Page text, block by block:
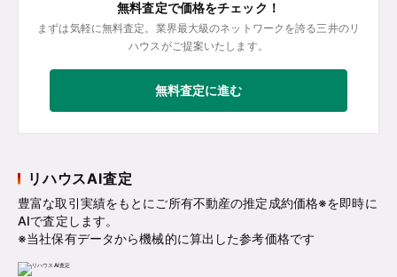
無料査定で価格をチェック！
まずは気軽に無料査定。業界最大級のネットワークを誇る三井のリ
ハウスがご提案いたします。
無料査定に進む
リハウスAI査定
豊富な取引実績をもとにご所有不動産の推定成約価格※を即時に
AIで査定します。
※当社保有データから機械的に算出した参考価格です